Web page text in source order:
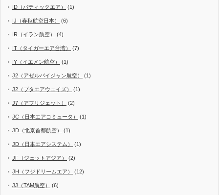
ID（バティックエア） (1)
IJ（春秋航空日本） (6)
IR（イラン航空） (4)
IT（タイガーエア台湾） (7)
IY（イエメン航空） (1)
J2（アゼルバイジャン航空） (1)
J2（ブタエアウェイズ） (1)
J7（アフリジェット） (2)
JC（日本エアコミュータ） (1)
JD（北京首都航空） (1)
JD（日本エアシステム） (1)
JF（ジェットアジア） (2)
JH（フジドリームエア） (12)
JJ（TAM航空） (6)